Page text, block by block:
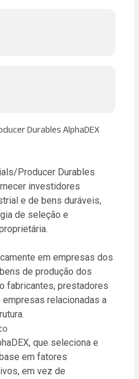
Durables AlphaDEX
Producer Durables
investidores
e de bens duráveis,
de seleção e
em empresas dos
de produção dos
fabricantes, prestadores
relacionadas a
que seleciona e
em fatores
em vez de